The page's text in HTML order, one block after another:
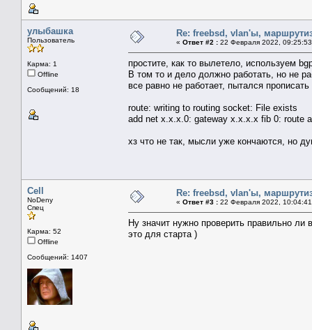
улыбашка
Пользователь
Карма: 1
Offline
Сообщений: 18
Re: freebsd, vlan'ы,
« Ответ #2 : 22 Февраля 2022,
простите, как то вылетело, используем
В том то и дело должно работать, но не
все равно не работает, пытался
route: writing to routing socket: File exists
add net x.x.x.0: gateway x.x.x.x fib 0: route
хз что не так, мысли уже кончаются, но
Cell
NoDeny
Спец
Карма: 52
Offline
Сообщений: 1407
Re: freebsd, vlan'ы,
« Ответ #3 : 22 Февраля 2022,
Ну значит нужно проверить правильно
это для старта )